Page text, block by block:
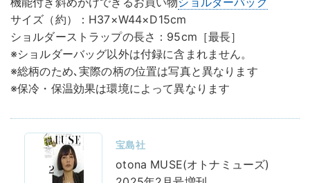
サイズ（約）：H37×W44×D15cm
ショルダーストラップの長さ：95cm［最長］
※ショルダーバッグ以外は付録に含まれません。
※総柄のため､実際の柄の位置は写真と異なります
※保冷・保温効果は環境によって異なります
宝島社
otona MUSE(オトナミューズ)